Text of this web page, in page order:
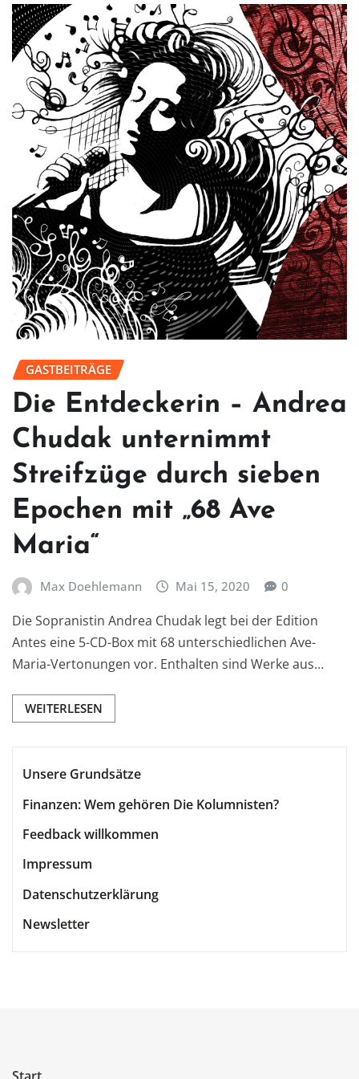
GASTBEITRÄGE
Die Entdeckerin – Andrea
Chudak unternimmt
Streifzüge durch sieben
Epochen mit „68 Ave
Maria“
Max Doehlemann Mai 15, 2020 0
Die Sopranistin Andrea Chudak legt bei der Edition
Antes eine 5-CD-Box mit 68 unterschiedlichen Ave-
Maria-Vertonungen vor. Enthalten sind Werke aus…
WEITERLESEN
Unsere Grundsätze
Finanzen: Wem gehören Die Kolumnisten?
Feedback willkommen
Impressum
Datenschutzerklärung
Newsletter